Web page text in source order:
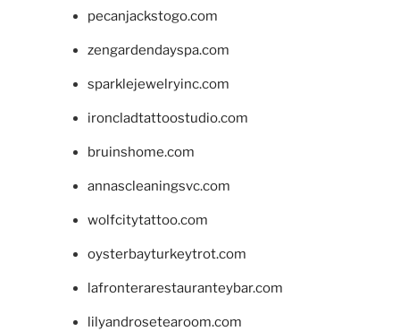
pecanjackstogo.com
zengardendayspa.com
sparklejewelryinc.com
ironcladtattoostudio.com
bruinshome.com
annascleaningsvc.com
wolfcitytattoo.com
oysterbayturkeytrot.com
lafronterarestauranteybar.com
lilyandrosetearoom.com